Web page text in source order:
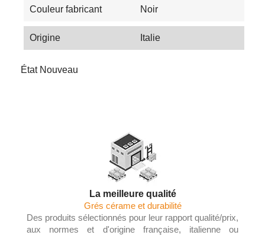
Couleur fabricant Noir
Origine Italie
État Nouveau
La meilleure qualité
Grés cérame et durabilité
Des produits sélectionnés pour leur rapport qualité/prix,
aux normes et d'origine française, italienne ou